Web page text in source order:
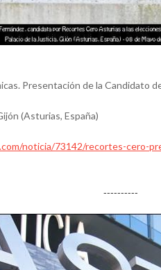
Presentación de la Candidato
(Asturias, España)
noticia/73142/recortes-cero-
----------